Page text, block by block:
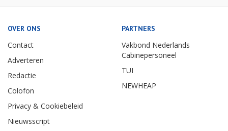
OVER ONS
Contact
Adverteren
Redactie
Colofon
Privacy & Cookiebeleid
Nieuwsscript
PARTNERS
Vakbond Nederlands
Cabinepersoneel
TUI
NEWHEAP